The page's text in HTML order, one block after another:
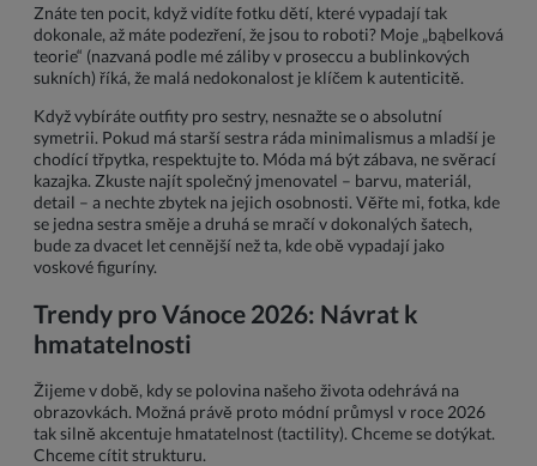
Znáte ten pocit, když vidíte fotku dětí, které vypadají tak
dokonale, až máte podezření, že jsou to roboti? Moje „bąbelková
teorie“ (nazvaná podle mé záliby v proseccu a bublinkových
sukních) říká, že malá nedokonalost je klíčem k autenticitě.
Když vybíráte outfity pro sestry, nesnažte se o absolutní
symetrii. Pokud má starší sestra ráda minimalismus a mladší je
chodící třpytka, respektujte to. Móda má být zábava, ne svěrací
kazajka. Zkuste najít společný jmenovatel – barvu, materiál,
detail – a nechte zbytek na jejich osobnosti. Věřte mi, fotka, kde
se jedna sestra směje a druhá se mračí v dokonalých šatech,
bude za dvacet let cennější než ta, kde obě vypadají jako
voskové figuríny.
Trendy pro Vánoce 2026: Návrat k
hmatatelnosti
Žijeme v době, kdy se polovina našeho života odehrává na
obrazovkách. Možná právě proto módní průmysl v roce 2026
tak silně akcentuje hmatatelnost (tactility). Chceme se dotýkat.
Chceme cítit strukturu.